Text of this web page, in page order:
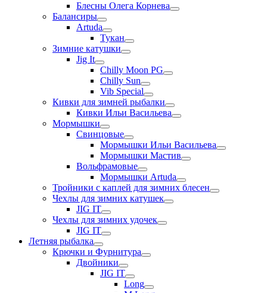
Блесны Олега Корнева
Балансиры
Artuda
Тукан
Зимние катушки
Jig It
Chilly Moon PG
Chilly Sun
Vib Special
Кивки для зимней рыбалки
Кивки Ильи Васильева
Мормышки
Свинцовые
Мормышки Ильи Васильева
Мормышки Мастив
Вольфрамовые
Мормышки Artuda
Тройники с каплей для зимних блесен
Чехлы для зимних катушек
JIG IT
Чехлы для зимних удочек
JIG IT
Летняя рыбалка
Крючки и Фурнитура
Двойники
JIG IT
Long